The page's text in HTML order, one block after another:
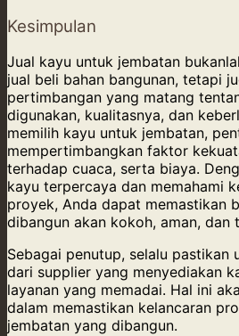
Kesimpulan
Jual kayu untuk jembatan
jual beli bahan bangunan, tetapi
pertimbangan yang matang
digunakan, kualitasnya, dan
memilih kayu untuk jembatan,
mempertimbangkan faktor
terhadap cuaca, serta biaya.
kayu terpercaya dan memahami
proyek, Anda dapat memastikan
dibangun akan kokoh, aman, dan
Sebagai penutup, selalu pastikan
dari supplier yang menyediakan
layanan yang memadai. Hal ini
dalam memastikan kelancaran
jembatan yang dibangun.